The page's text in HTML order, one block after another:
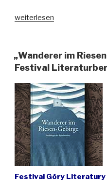
„Stahl,
Kontroversen
auf
Glatzer
Schneeberg“
weiterlesen
„Wanderer im
Festival
Festival Góry